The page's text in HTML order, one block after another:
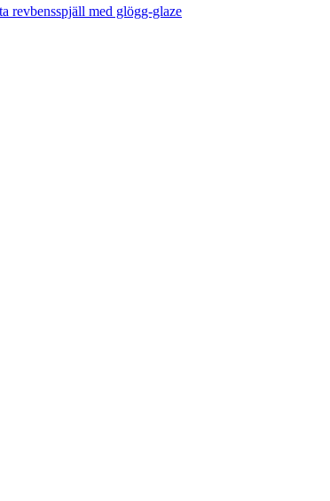
revbensspjäll med glögg-glaze